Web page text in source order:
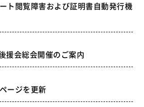
ト閲覧障害および証明書自動発行機
援会総会開催のご案内
ージを更新